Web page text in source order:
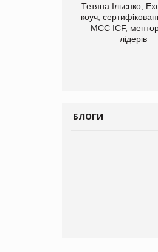
Тетяна Ільєнко,
коуч,
МСС ICF,
лідерів
БЛОГИ